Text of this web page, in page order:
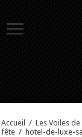
Accueil / Les Voiles
fête / hotel-de-luxe-